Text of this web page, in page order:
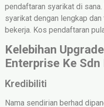
pendaftaran syarikat di
syarikat dengan lengkap
bekerja. Kos pendaftaran
Kelebihan
Enterprise Ke Sdn
Kredibiliti
Nama sendirian berhad